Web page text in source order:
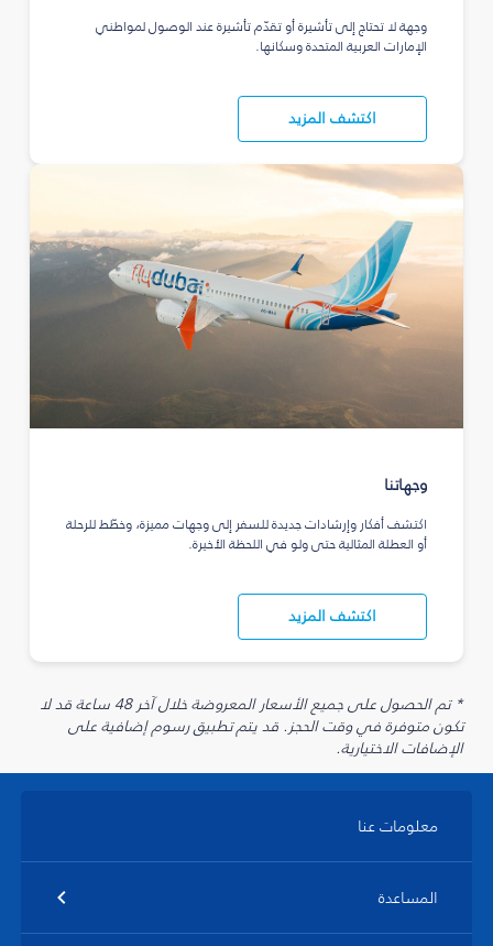
وجهة لا تحتاج إلى تأشيرة أو تقدّم تأشيرة عند الوصول لمواطني
الإمارات العربية المتحدة وسكانها.
اكتشف المزيد
وجهاتنا
اكتشف أفكار وإرشادات جديدة للسفر إلى وجهات مميزة، وخطّط للرحلة
أو العطلة المثالية حتى ولو في اللحظة الأخيرة.
اكتشف المزيد
* تم الحصول على جميع الأسعار المعروضة خلال آخر 48 ساعة قد لا
تكون متوفرة في وقت الحجز. قد يتم تطبيق رسوم إضافية على
الإضافات الاختيارية.
معلومات عنا
المساعدة